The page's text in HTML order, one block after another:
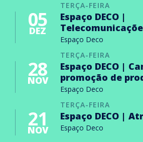
TERÇA-FEIRA
05
DEZ
Espaço DECO |
Espaço Deco
TERÇA-FEIRA
28
NOV
Espaço DECO |
promoção de
Espaço Deco
TERÇA-FEIRA
21
NOV
Espaço DECO |
Espaço Deco